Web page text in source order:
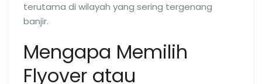
terutama di wilayah yang sering tergenang
banjir.
Mengapa Memilih
Flyover atau